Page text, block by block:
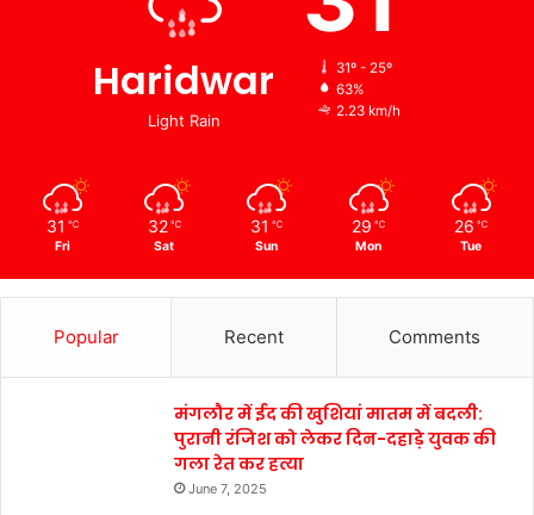
Haridwar
Light Rain
31º - 25º
63%
2.23 km/h
31 ℃
Fri
32 ℃
Sat
31 ℃
Sun
29 ℃
Mon
26 ℃
Tue
Popular Recent Comments
मंगलौर में ईद की खुशियां मातम में बदली:
पुरानी रंजिश को लेकर दिन-दहाड़े युवक की
गला रेत कर हत्या
June 7, 2025